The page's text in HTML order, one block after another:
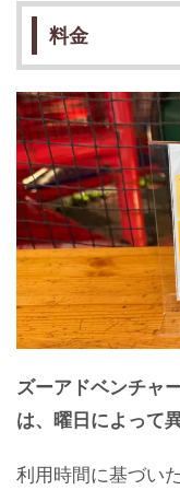
料金
ズーアドベンチャ
は、曜日によって
利用時間に基づい